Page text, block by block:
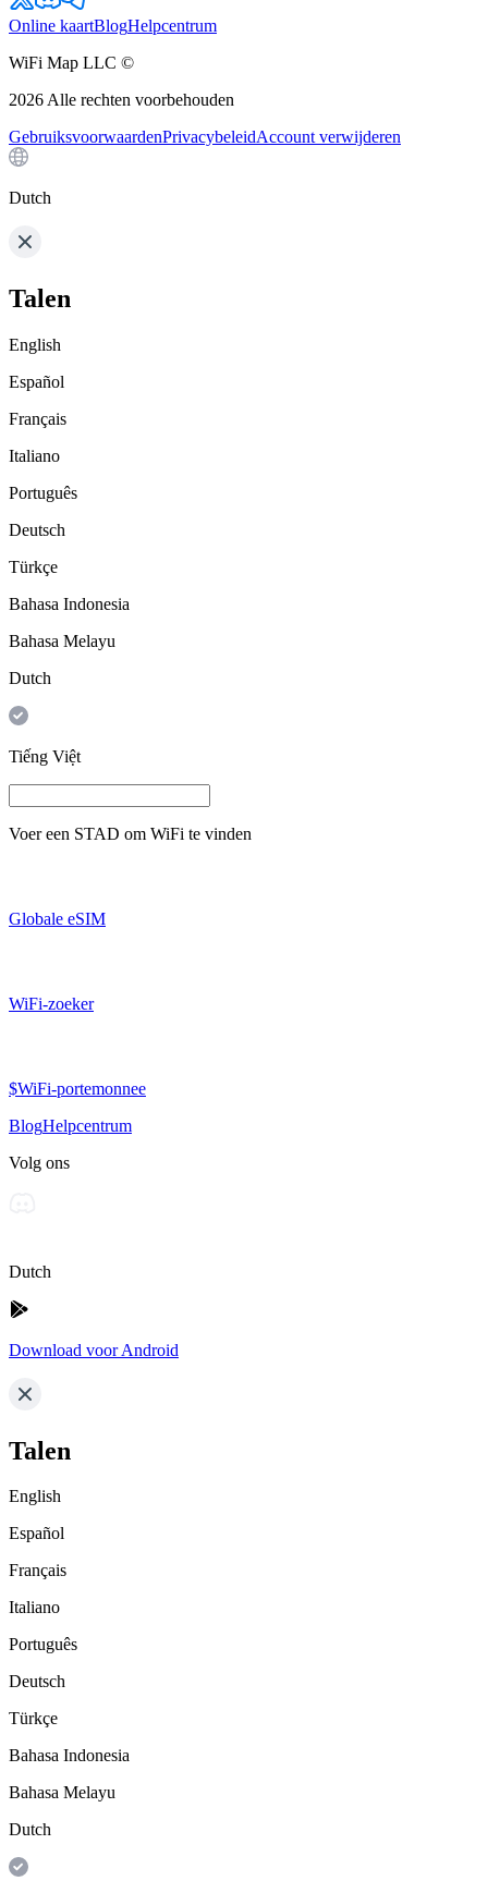
Online kaartBlogHelpcentrum
WiFi Map LLC ©
2026 Alle rechten voorbehouden
GebruiksvoorwaardenPrivacybeleidAccount verwijderen
Dutch
Talen
English
Español
Français
Italiano
Português
Deutsch
Türkçe
Bahasa Indonesia
Bahasa Melayu
Dutch
Tiếng Việt
Voer een STAD om WiFi te vinden
Globale eSIM
WiFi-zoeker
$WiFi-portemonnee
BlogHelpcentrum
Volg ons
Dutch
Download voor Android
Talen
English
Español
Français
Italiano
Português
Deutsch
Türkçe
Bahasa Indonesia
Bahasa Melayu
Dutch